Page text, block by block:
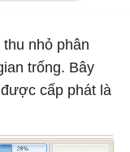
nhỏ phân
trống. Bây
cấp phát là